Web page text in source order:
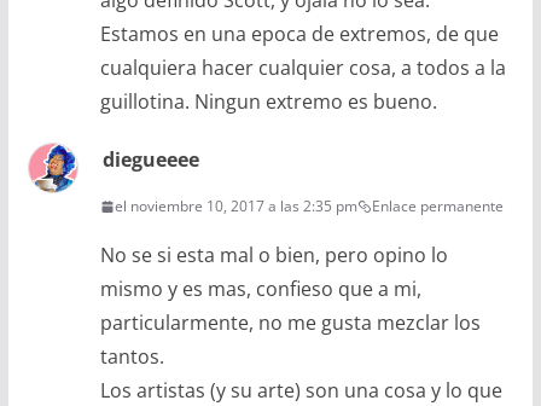
Estamos en una epoca de extremos, de que
cualquiera hacer cualquier cosa, a todos a la
guillotina. Ningun extremo es bueno.
diegueeee
el noviembre 10, 2017 a las 2:35 pm Enlace permanente
No se si esta mal o bien, pero opino lo
mismo y es mas, confieso que a mi,
particularmente, no me gusta mezclar los
tantos.
Los artistas (y su arte) son una cosa y lo que